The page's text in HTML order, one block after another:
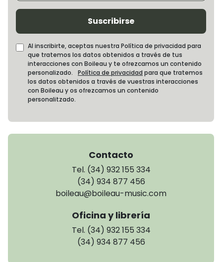
Suscribirse
Al inscribirte, aceptas nuestra Política de privacidad para
que tratemos los datos obtenidos a través de tus
interacciones con Boileau y te ofrezcamos un contenido
personalizado. Política de privacidad para que tratemos
los datos obtenidos a través de vuestras interacciones
con Boileau y os ofrezcamos un contenido
personalitzado.
Contacto
Tel. (34) 932 155 334
(34) 934 877 456
boileau@boileau-music.com
Oficina y librería
Tel. (34) 932 155 334
(34) 934 877 456